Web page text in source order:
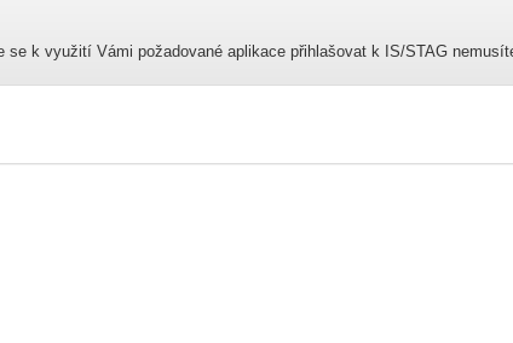
k využití Vámi požadované aplikace přihlašovat k IS/STAG